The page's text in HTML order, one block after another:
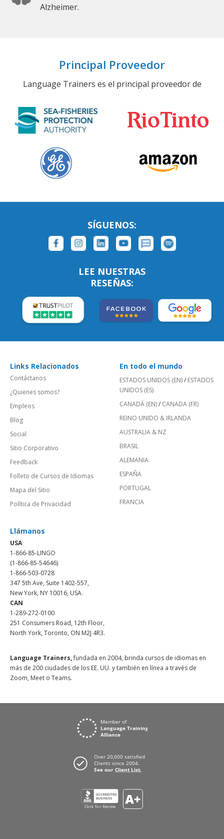
Alzheimer.
Principal Proveedor
Language Trainers es el principal proveedor de
SÍGUENOS:
LEE NUESTRAS
RESEÑAS:
Links Relacionados
Contáctanos
¿Quienes somos?
Empleos
Blog
Social
Sitio Corporativo
Feedback
Folleto de Cursos de Idiomas
Mapa del Sitio
Política de Privacidad
En todo el mundo
ESTADOS UNIDOS (EN)/ ESTADOS
UNIDOS (ES)
CANADÁ (EN)/ CANADA (FR)
REINO UNIDO & IRLANDA
AUSTRALIA & NZ
BRASIL
ALEMANIA
ESPAÑA
PORTUGAL
FRANCIA
Llámanos
USA
1-866-85-LINGO
(1-866-85-54646)
1-866-503-0728
347 5th Ave, Suite 1402-557,
New York, NY 10016, USA.
CAN
1-289-272-0100
251 Consumers Road, 12th Floor,
North York, Toronto, ON M2J 4R3.
Language Trainers,fundada en 2004, brinda cursos de idiomas en
más de 200 ciudades de los EE. UU. y también en línea a través de
Zoom, Meet o Teams.